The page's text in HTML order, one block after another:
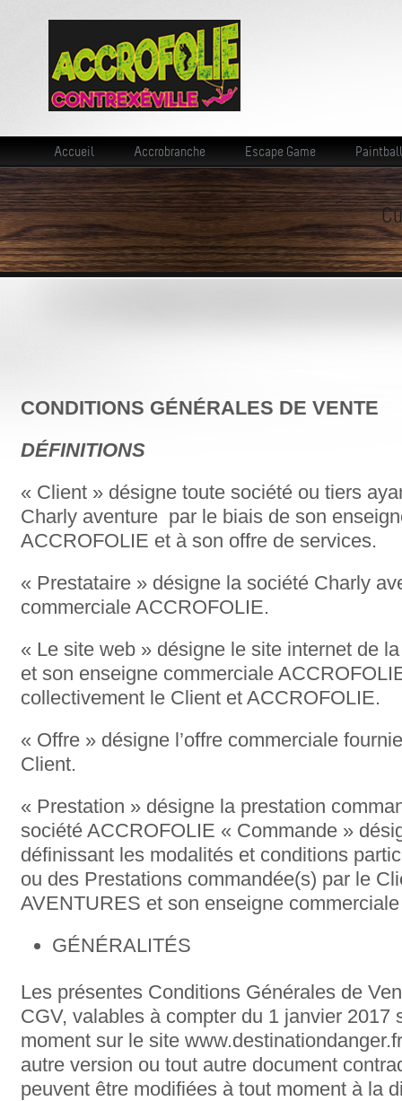
Accueil Accrobranche Escape Game Paintball
CONDITIONS GÉNÉRALES DE VENTE
DÉFINITIONS
« Client » désigne toute société ou tiers
Charly aventure par le biais de son
ACCROFOLIE et à son offre de services.
« Prestataire » désigne la société Charly
commerciale ACCROFOLIE.
« Le site web » désigne le site internet de
et son enseigne commerciale
collectivement le Client et ACCROFOLIE.
« Offre » désigne l’offre commerciale
Client.
« Prestation » désigne la prestation
société ACCROFOLIE « Commande »
définissant les modalités et conditions
ou des Prestations commandée(s) par le
AVENTURES et son enseigne
GÉNÉRALITÉS
Les présentes Conditions Générales de
CGV, valables à compter du 1 janvier 2017
moment sur le site
autre version ou tout autre document
peuvent être modifiées à tout moment à la